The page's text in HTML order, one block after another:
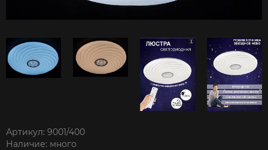
Артикул: 9001/400
Наличие: много